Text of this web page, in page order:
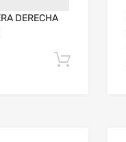
DERECHA